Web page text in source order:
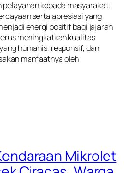
pelayanan kepada masyarakat.
serta apresiasi yang
energi positif bagi jajaran
meningkatkan kualitas
humanis, responsif, dan
manfaatnya oleh
Mikrolet